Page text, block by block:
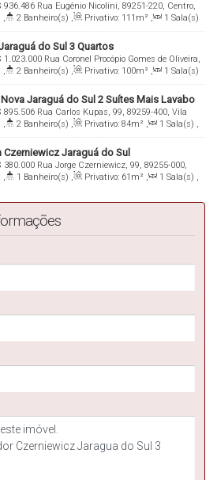
936.486 Rua Eugênio Nicolini, 89251-220, Centro,
Catarina, Brasil
, 2 Banheiro(s) , Privativo: 111m² , 1 Sala(s)
183m² , 2 Vaga(s)
do Sul 3 Quartos
1.023.000 Rua Coronel Procópio Gomes de Oliveira,
Jaraguá do Sul, Santa Catarina, Brasil
, 2 Banheiro(s) , Privativo: 100m² , 1 Sala(s)
157m² , 2 Vaga(s)
Jaraguá do Sul 2 Suítes Mais Lavabo
895.506 Rua Carlos Kupas, 99, 89259-400, Vila
Santa Catarina, Brasil
, 2 Banheiro(s) , Privativo: 84m² , 1 Sala(s) ,
114m² , 1 Vaga(s)
Czerniewicz Jaraguá do Sul
380.000 Rua Jorge Czerniewicz, 99, 89255-000,
do Sul, Santa Catarina, Brasil
, 1 Banheiro(s) , Privativo: 61m² , 1 Sala(s) ,